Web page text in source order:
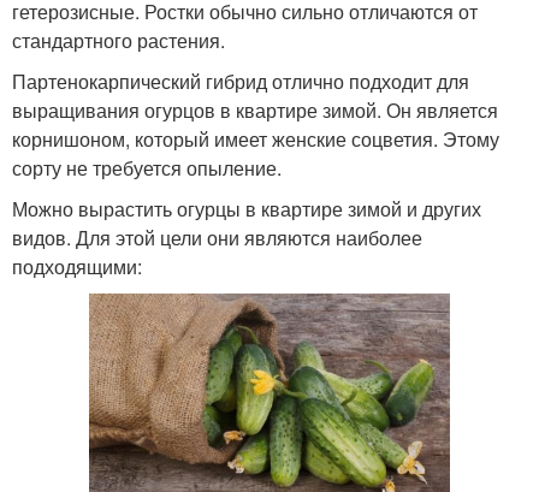
гетерозисные. Ростки обычно сильно отличаются от
стандартного растения.
Партенокарпический гибрид отлично подходит для
выращивания огурцов в квартире зимой. Он является
корнишоном, который имеет женские соцветия. Этому
сорту не требуется опыление.
Можно вырастить огурцы в квартире зимой и других
видов. Для этой цели они являются наиболее
подходящими: